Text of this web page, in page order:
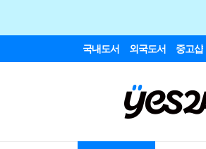
국내도서 외국도서 중고샵